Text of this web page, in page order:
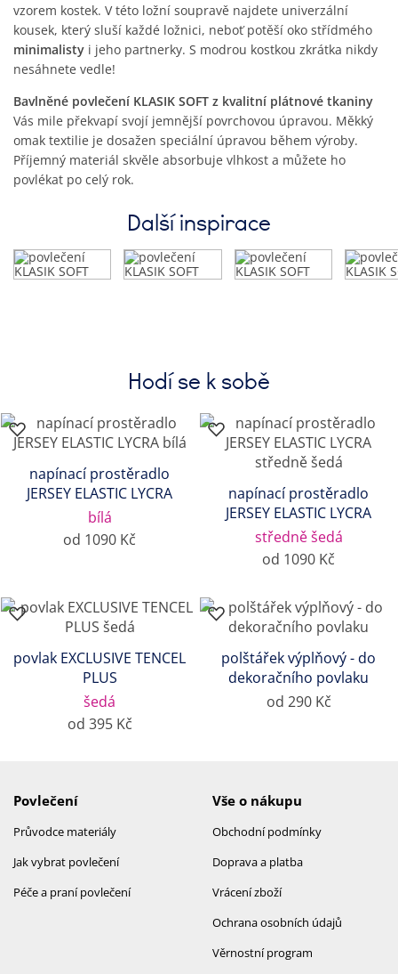
vzorem kostek. V této ložní soupravě najdete univerzální
kousek, který sluší každé ložnici, neboť potěší oko střídmého
minimalisty i jeho partnerky. S modrou kostkou zkrátka nikdy
nesáhnete vedle!
Bavlněné povlečení KLASIK SOFT z kvalitní plátnové tkaniny
Vás mile překvapí svojí jemnější povrchovou úpravou. Měkký
omak textilie je dosažen speciální úpravou během výroby.
Příjemný materiál skvěle absorbuje vlhkost a můžete ho
povlékat po celý rok.
Další inspirace
Hodí se k sobě
napínací prostěradlo
JERSEY ELASTIC LYCRA
bílá
od 1090 Kč
napínací prostěradlo
JERSEY ELASTIC LYCRA
středně šedá
od 1090 Kč
povlak EXCLUSIVE TENCEL
PLUS
šedá
od 395 Kč
polštářek výplňový - do
dekoračního povlaku
od 290 Kč
Povlečení
Průvodce materiály
Jak vybrat povlečení
Péče a praní povlečení
Vše o nákupu
Obchodní podmínky
Doprava a platba
Vrácení zboží
Ochrana osobních údajů
Věrnostní program